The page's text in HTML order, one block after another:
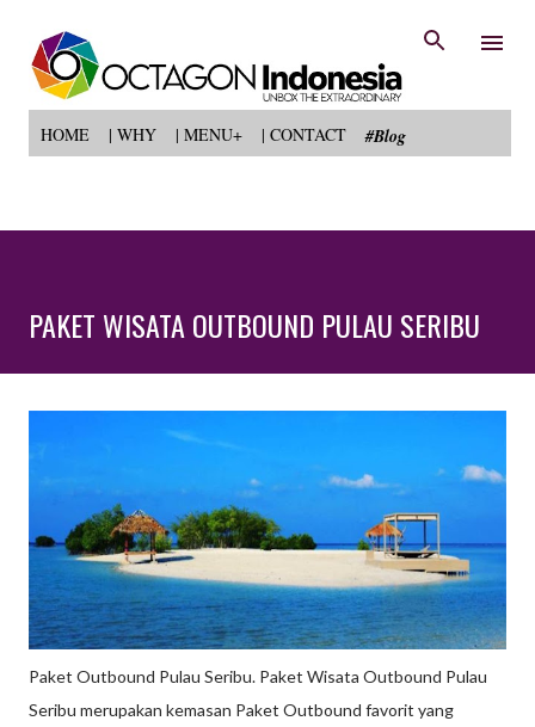
HOME | WHY | MENU+ | CONTACT #Blog
PAKET WISATA OUTBOUND PULAU SERIBU
Paket Outbound Pulau Seribu. Paket Wisata Outbound Pulau
Seribu merupakan kemasan Paket Outbound favorit yang